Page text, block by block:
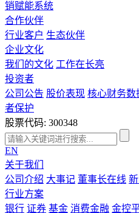
销赋能系统
合作伙伴
行业客户 生态伙伴
企业文化
我们的文化 工作在长亮
投资者
公司公告 股价表现 核心财务数
者保护
股票代码: 300348
EN
关于我们
公司介绍 大事记 董事长在线
行业方案
银行 证券 基金 消费金融 金控